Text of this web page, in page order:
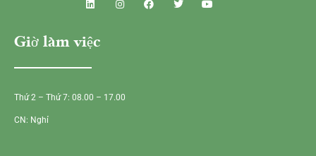
Giờ làm việc
Thứ 2 – Thứ 7: 08.00 – 17.00
CN: Nghỉ